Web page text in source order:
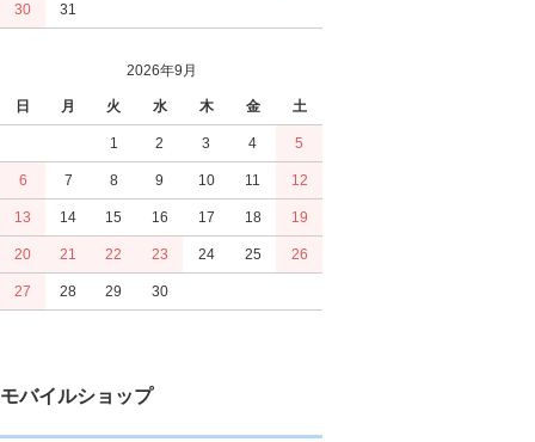
30 31
2026年9月
日 月 火 水 木 金 土
1 2 3 4 5
6 7 8 9 10 11 12
13 14 15 16 17 18 19
20 21 22 23 24 25 26
27 28 29 30
モバイルショップ